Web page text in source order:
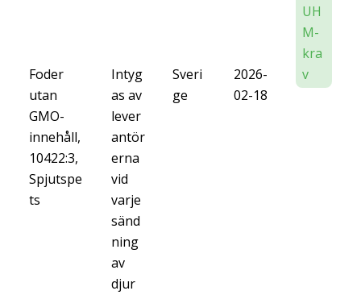
Foder
utan
GMO-
innehåll,
10422:3,
Spjutspe
ts
Intyg
as av
lever
antör
erna
vid
varje
sänd
ning
av
djur
Sveri
ge
2026-
02-18
UH
M-
kra
v